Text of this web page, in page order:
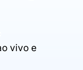
vivo e